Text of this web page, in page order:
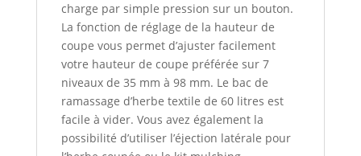
charge par simple pression sur un bouton.
La fonction de réglage de la hauteur de
coupe vous permet d’ajuster facilement
votre hauteur de coupe préférée sur 7
niveaux de 35 mm à 98 mm. Le bac de
ramassage d’herbe textile de 60 litres est
facile à vider. Vous avez également la
possibilité d’utiliser l’éjection latérale pour